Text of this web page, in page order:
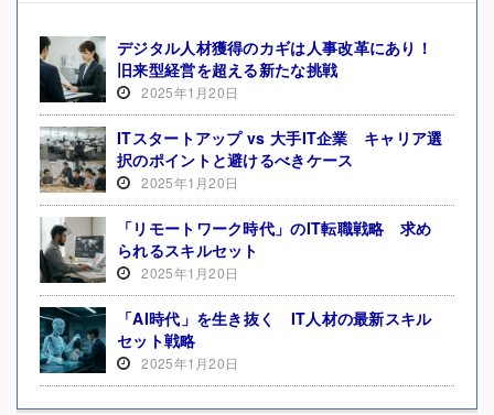
デジタル人材獲得のカギは人事改革にあり！
旧来型経営を超える新たな挑戦
2025年1月20日
ITスタートアップ vs 大手IT企業 キャリア選
択のポイントと避けるべきケース
2025年1月20日
「リモートワーク時代」のIT転職戦略 求め
られるスキルセット
2025年1月20日
「AI時代」を生き抜く IT人材の最新スキル
セット戦略
2025年1月20日